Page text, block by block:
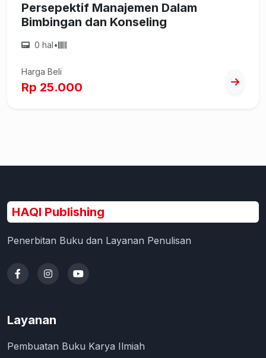
Persepektif Manajemen Dalam
Bimbingan dan Konseling
0 hal•
Harga Beli
Rp 25.000
HAQI Publishing
Penerbitan Buku dan Layanan Penulisan
Layanan
Pembuatan Buku Karya Ilmiah